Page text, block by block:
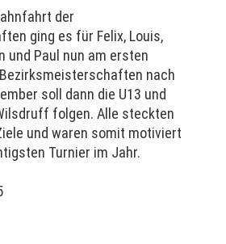
der
ging es für Felix, Louis,
und Paul nun am ersten
nach
soll dann die U13 und
folgen. Alle steckten
und waren somit motiviert
Turnier im Jahr.